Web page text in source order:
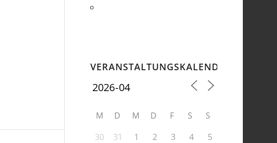
VERANSTALTUNGSKALENDER
M D M D F S
S
30
31 1 2 3 4
5